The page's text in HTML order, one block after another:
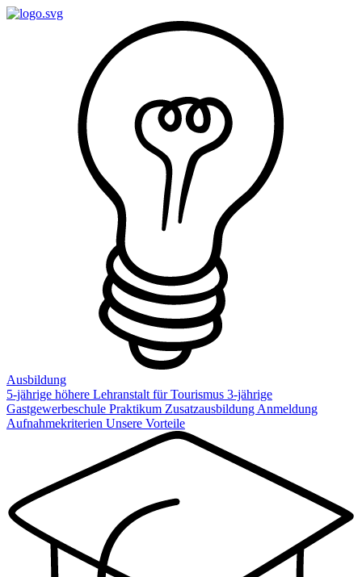
Ausbildung
5-jährige höhere Lehranstalt für Tourismus 3-jährige
Gastgewerbeschule Praktikum Zusatzausbildung Anmeldung
Aufnahmekriterien Unsere Vorteile